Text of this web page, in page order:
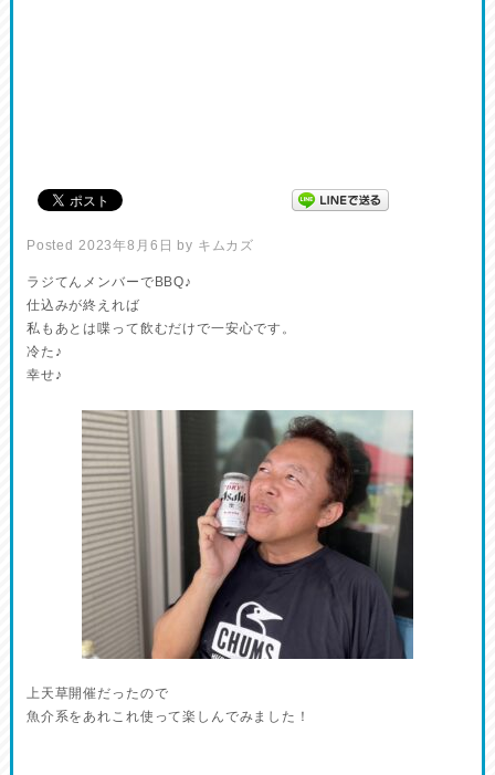
Posted 2023年8月6日 by キムカズ
ラジてんメンバーでBBQ♪
仕込みが終えれば
私もあとは喋って飲むだけで一安心です。
冷た♪
幸せ♪
上天草開催だったので
魚介系をあれこれ使って楽しんでみました！